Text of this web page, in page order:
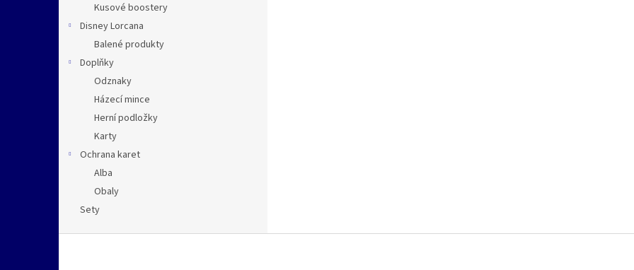
Kusové boostery
Disney Lorcana
Balené produkty
Doplňky
Odznaky
Házecí mince
Herní podložky
Karty
Ochrana karet
Alba
Obaly
Sety